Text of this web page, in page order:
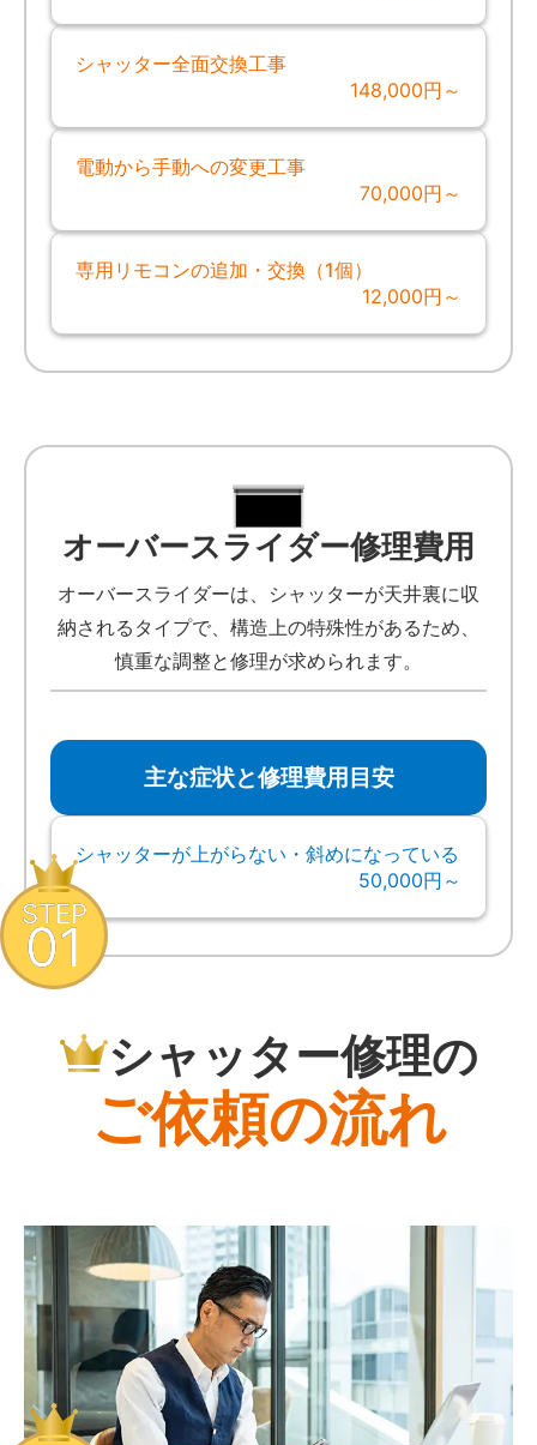
シャッター全面交換工事
148,000円～
電動から手動への変更工事
70,000円～
専用リモコンの追加・交換（1個）
12,000円～
オーバースライダー修理費用
オーバースライダーは、シャッターが天井裏に収
納されるタイプで、構造上の特殊性があるため、
慎重な調整と修理が求められます。
主な症状と修理費用目安
シャッターが上がらない・斜めになっている
50,000円～
シャッター修理の
ご依頼の流れ
STEP
01